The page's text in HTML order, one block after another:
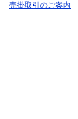
売掛取引のご案内